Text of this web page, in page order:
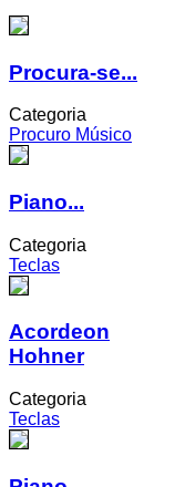
Procura-se...
Categoria
Procuro Músico
Piano...
Categoria
Teclas
Acordeon
Hohner
Categoria
Teclas